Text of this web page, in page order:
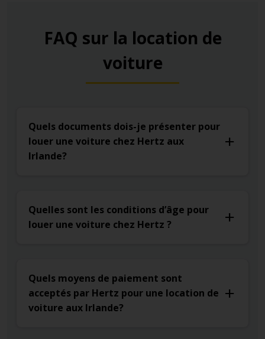
Concernant les limitations, la vitesse maximale sur les
autoroutes est de 120km/h, de 100 km/h sur les routes
nationales, de 80 km/h sur les départementales et enfin
en ville, la vitesse maximale autorisée est de 50 km/h.
FAQ sur la location de
voiture
Quels documents dois-je présenter pour
louer une voiture chez Hertz aux
Irlande?
Quelles sont les conditions d’âge pour
louer une voiture chez Hertz ?
Quels moyens de paiement sont
acceptés par Hertz pour une location de
voiture aux Irlande?